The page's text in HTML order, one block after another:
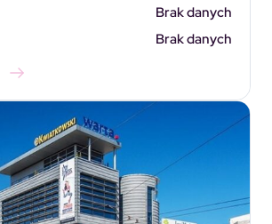
Brak danych
Brak danych